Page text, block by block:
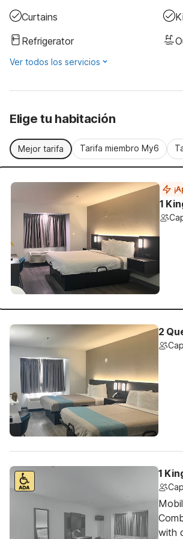
Curtains
Refrigerator
Ver todos los servicios
Elige tu habitación
Mejor tarifa Tarifa miembro My6
1
2
1
with